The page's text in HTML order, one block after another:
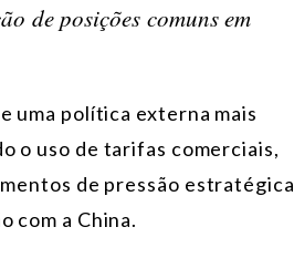
de posições comuns em
uma política externa mais
o uso de tarifas comerciais,
de pressão estratégica
com a China.